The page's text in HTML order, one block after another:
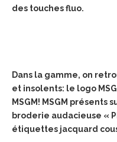
des touches fluo.
Dans la gamme, on
et insolents: le logo
MSGM! MSGM présents
broderie audacieuse «
étiquettes jacquard